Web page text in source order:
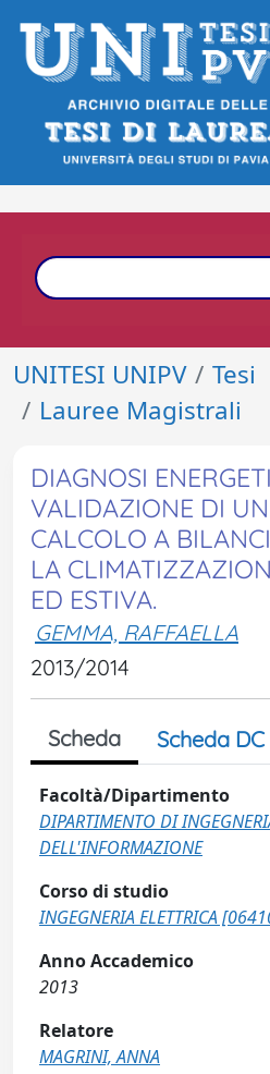
UNITESI UNIPV
Tesi
Lauree Magistrali
DIAGNOSI
VALIDAZIONE DI
CALCOLO A
LA
ED ESTIVA.
GEMMA, RAFFAELLA
2013/2014
Scheda Scheda DC
Facoltà/Dipartimento
DIPARTIMENTO DI
DELL'INFORMAZIONE
Corso di studio
INGEGNERIA ELETTRICA
Anno Accademico
2013
Relatore
MAGRINI, ANNA